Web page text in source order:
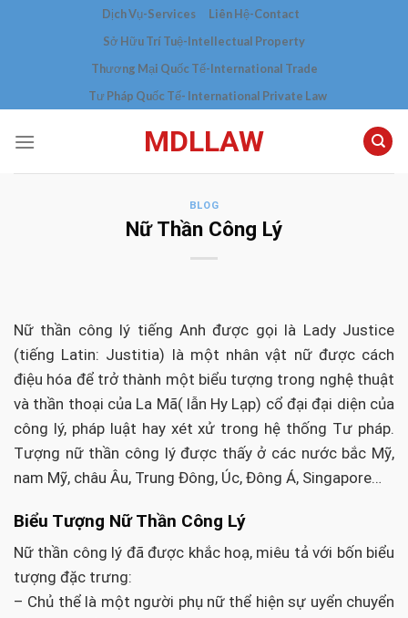
Dịch Vụ-Services
Liên Hệ-Contact
Sở Hữu Trí Tuệ-Intellectual Property
Thương Mại Quốc Tế-International Trade
Tư Pháp Quốc Tế- International Private Law
MDLLAW
BLOG
Nữ Thần Công Lý
Nữ thần công lý tiếng Anh được gọi là Lady Justice
(tiếng Latin: Justitia) là một nhân vật nữ được cách
điệu hóa để trở thành một biểu tượng trong nghệ thuật
và thần thoại của La Mã( lẫn Hy Lạp) cổ đại đại diện của
công lý, pháp luật hay xét xử trong hệ thống Tư pháp.
Tượng nữ thần công lý được thấy ở các nước bắc Mỹ,
nam Mỹ, châu Âu, Trung Đông, Úc, Đông Á, Singapore…
Biểu Tượng Nữ Thần Công Lý
Nữ thần công lý đã được khắc hoạ, miêu tả với bốn biểu
tượng đặc trưng:
– Chủ thể là một người phụ nữ thể hiện sự uyển chuyển